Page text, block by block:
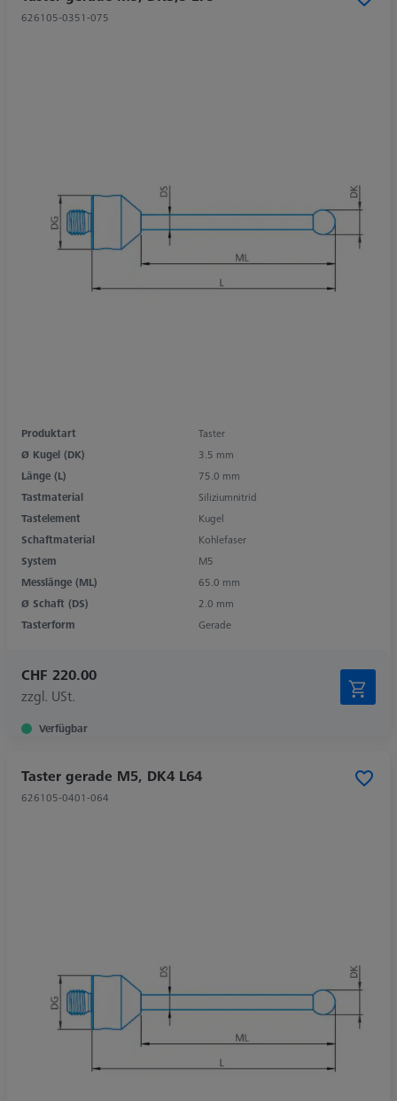
626105-0351-075
Produktart
Taster
Ø Kugel (DK)
3.5 mm
Länge (L)
75.0 mm
Tastmaterial
Siliziumnitrid
Tastelement
Kugel
Schaftmaterial
Kohlefaser
System
M5
Messlänge (ML)
65.0 mm
Ø Schaft (DS)
2.0 mm
Tasterform
Gerade
CHF 220.00
zzgl. USt.
Verfügbar
Taster gerade M5, DK4 L64
626105-0401-064